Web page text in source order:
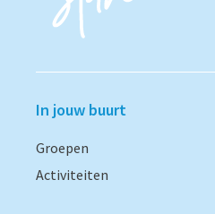
In jouw buurt
Groepen
Activiteiten